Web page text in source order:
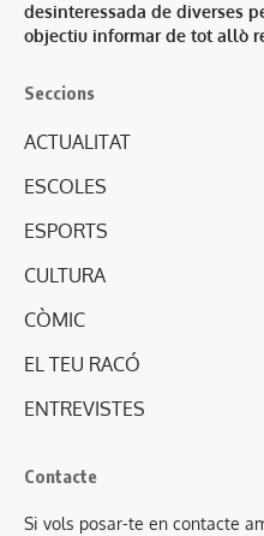
desinteressada de diverses
objectiu informar de tot allò
Seccions
ACTUALITAT
ESCOLES
ESPORTS
CULTURA
CÒMIC
EL TEU RACÓ
ENTREVISTES
Contacte
Si vols posar-te en contacte